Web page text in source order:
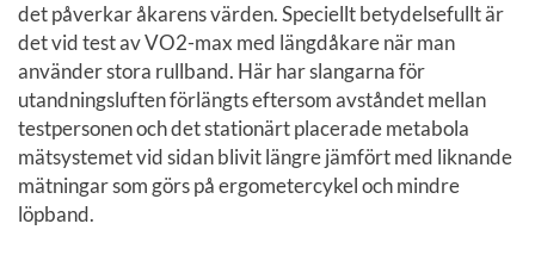
det påverkar åkarens värden. Speciellt betydelsefullt är
det vid test av VO2-max med längdåkare när man
använder stora rullband. Här har slangarna för
utandningsluften förlängts eftersom avståndet mellan
testpersonen och det stationärt placerade metabola
mätsystemet vid sidan blivit längre jämfört med liknande
mätningar som görs på ergometercykel och mindre
löpband.